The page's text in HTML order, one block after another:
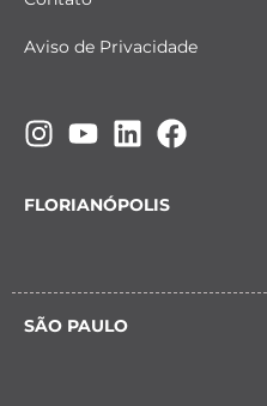
Aviso de Privacidade
FLORIANÓPOLIS
SÃO PAULO